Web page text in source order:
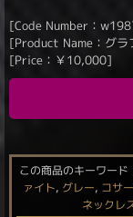
[Code Number：
[Product Name：グラ
[Price： ￥10,000]
この商品のキーワード
ァイト, グレー, コサ
ネックレ